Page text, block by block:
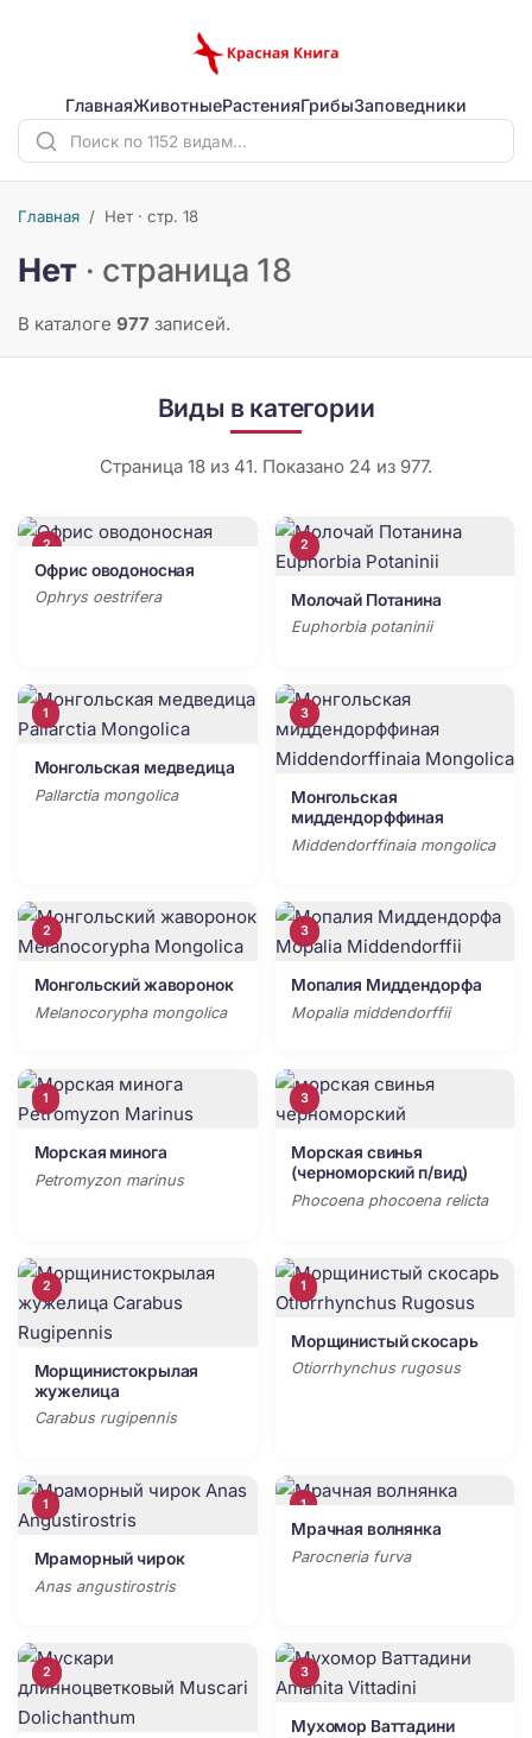
ГлавнаяЖивотныеРастенияГрибыЗаповедники
Главная / Нет · стр. 18
Нет · страница 18
В каталоге 977 записей.
Виды в категории
Страница 18 из 41. Показано 24 из 977.
2
Офрис оводоносная
Ophrys oestrifera
2
Молочай Потанина
Euphorbia potaninii
1
Монгольская медведица
Pallarctia mongolica
3
Монгольская
миддендорффиная
Middendorffinaia mongolica
2
Монгольский жаворонок
Melanocorypha mongolica
3
Мопалия Миддендорфа
Mopalia middendorffii
1
Морская минога
Petromyzon marinus
3
Морская свинья
(черноморский п/вид)
Phocoena phocoena relicta
2
Морщинистокрылая
жужелица
Carabus rugipennis
1
Морщинистый скосарь
Otiorrhynchus rugosus
1
Мраморный чирок
Anas angustirostris
1
Мрачная волнянка
Parocneria furva
2 3
Мухомор Ваттадини